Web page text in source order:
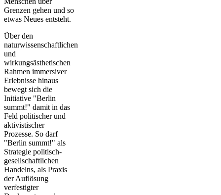
Grenzen gehen und so
etwas Neues entsteht.
Über den
naturwissenschaftlichen
und
wirkungsästhetischen
Rahmen immersiver
Erlebnisse hinaus
bewegt sich die
Initiative "Berlin
summt!" damit in das
Feld politischer und
aktivistischer
Prozesse. So darf
"Berlin summt!" als
Strategie politisch-
gesellschaftlichen
Handelns, als Praxis
der Auflösung
verfestigter